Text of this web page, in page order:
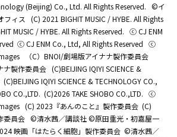
(Beijing) Co., Ltd. All Rights Reserved. ©イ
フィス (C) 2021 BIGHIT MUSIC / HYBE. All Rights
MUSIC / HYBE. All Rights Reserved. ⓒ CJ ENM
ⓒ CJ ENM Co., Ltd, All Rights Reserved ⓒ
（C）BNOI/劇場版アイナナ製作委員会
ナ製作委員会 (C)BEIJING IQIYI SCIENCE &
(C)BEIJING IQIYI SCIENCE & TECHNOLOGY CO.,
CO.,LTD. (C)2026 TAKE SHOBO CO.,LTD. ⓒ
(C) 2023『あんのこと』製作委員会 (C)
委員会 ©清水茜／講談社 ©原田重光・初嘉屋一
映画「はたらく細胞」製作委員会 ©清水茜／